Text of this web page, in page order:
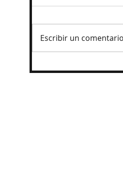
Escribir un